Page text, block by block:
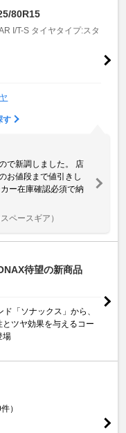
80R15
I/T-S タイヤタイプ:スタ
す
で新調しました。 店
お値段まで値引きし
ー在庫確認必須で納
ペースギア）
待望の新商品
「ソナックス」から、
ツヤ効果を与えるコー
場
）